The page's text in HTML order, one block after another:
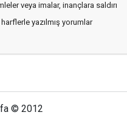
veya imalar, inançlara saldırı
yazılmış yorumlar
© 2012